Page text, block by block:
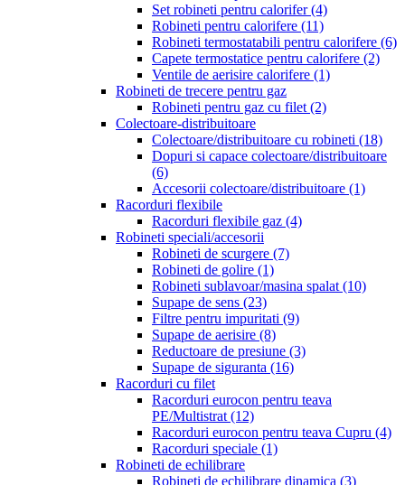
Set robineti pentru calorifer(4)
Robineti pentru calorifere (11)
Robineti termostatabili pentru calorifere (6)
Capete termostatice pentru calorifere (2)
Ventile de aerisire calorifere (1)
Robineti de trecere pentru gaz
Robineti pentru gaz cu filet (2)
Colectoare-distribuitoare
Colectoare/distribuitoare cu robineti (18)
Dopuri si capace colectoare/distribuitoare
(6)
Accesorii colectoare/distribuitoare (1)
Racorduri flexibile
Racorduri flexibile gaz (4)
Robineti speciali/accesorii
Robineti de scurgere (7)
Robineti de golire (1)
Robineti sublavoar/masina spalat (10)
Supape de sens (23)
Filtre pentru impuritati (9)
Supape de aerisire (8)
Reductoare de presiune (3)
Supape de siguranta (16)
Racorduri cu filet
Racorduri eurocon pentru teava
PE/Multistrat (12)
Racorduri eurocon pentru teava Cupru (4)
Racorduri speciale (1)
Robineti de echilibrare
Robineti de echilibrare dinamica (3)